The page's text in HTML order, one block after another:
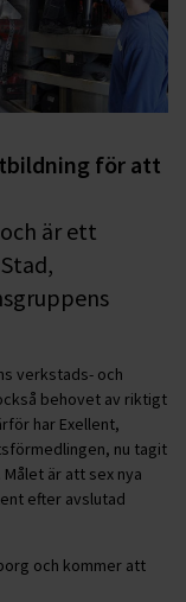
för att
är ett
verkstads- och
behovet av riktigt
har Exellent,
nu tagit
är att sex nya
efter avslutad
och kommer att